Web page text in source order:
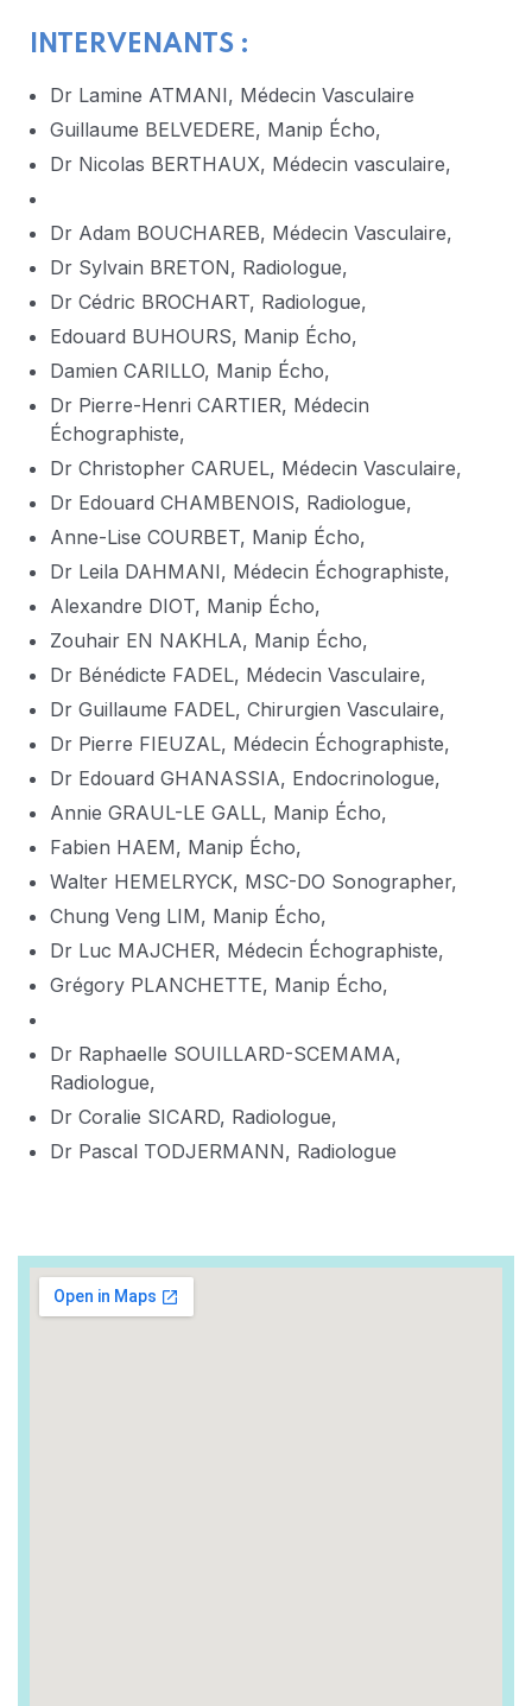
INTERVENANTS :
Dr Lamine ATMANI, Médecin Vasculaire
Guillaume BELVEDERE, Manip Écho,
Dr Nicolas BERTHAUX, Médecin vasculaire,
Dr Adam BOUCHAREB, Médecin Vasculaire,
Dr Sylvain BRETON, Radiologue,
Dr Cédric BROCHART, Radiologue,
Edouard BUHOURS, Manip Écho,
Damien CARILLO, Manip Écho,
Dr Pierre-Henri CARTIER, Médecin
Échographiste,
Dr Christopher CARUEL, Médecin Vasculaire,
Dr Edouard CHAMBENOIS, Radiologue,
Anne-Lise COURBET, Manip Écho,
Dr Leila DAHMANI, Médecin Échographiste,
Alexandre DIOT, Manip Écho,
Zouhair EN NAKHLA, Manip Écho,
Dr Bénédicte FADEL, Médecin Vasculaire,
Dr Guillaume FADEL, Chirurgien Vasculaire,
Dr Pierre FIEUZAL, Médecin Échographiste,
Dr Edouard GHANASSIA, Endocrinologue,
Annie GRAUL-LE GALL, Manip Écho,
Fabien HAEM, Manip Écho,
Walter HEMELRYCK, MSC-DO Sonographer,
Chung Veng LIM, Manip Écho,
Dr Luc MAJCHER, Médecin Échographiste,
Grégory PLANCHETTE, Manip Écho,
Dr Raphaelle SOUILLARD-SCEMAMA,
Radiologue,
Dr Coralie SICARD, Radiologue,
Dr Pascal TODJERMANN, Radiologue